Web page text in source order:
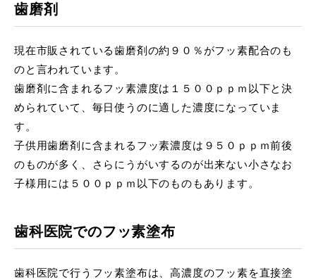
歯磨剤
現在市販されている歯磨剤の約９０％がフッ素配合のも
のと言われています。
歯磨剤に含まれるフッ素濃度は１５００ｐｐｍ以下と決
められていて、毎日使うのに適した濃度になっていま
す。
子供用歯磨剤に含まれるフッ素濃度は９５０ｐｐｍ前後
のものが多く、さらにうがいするのが出来ない小さなお
子様用には５００ｐｐｍ以下のものもあります。
歯科医院でのフッ素塗布
歯科医院で行うフッ素塗布は、高濃度のフッ素を直接塗